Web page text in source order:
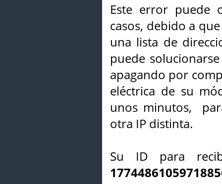
Este error puede
casos, debido a
una lista de
puede
apagando por
eléctrica de su
unos minutos,
otra IP distinta.
Su ID para